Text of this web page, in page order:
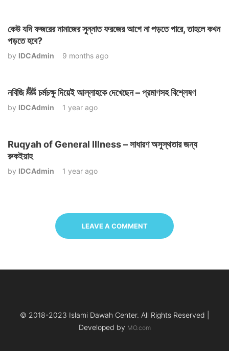
কেউ যদি ফজরের নামাজের সুন্নাত ফরজের আগে না পড়তে পারে, তাহলে কখন
পড়তে হবে?
by IDCAdmin 9 months ago
নবিজি ﷺ চর্মচক্ষু দিয়েই আল্লাহকে দেখেছেন – প্রমাণসহ বিশ্লেষণ
by IDCAdmin 1 year ago
Ruqyah of General Illness – সাধারণ অসুস্থতার জন্য
রুকইয়াহ
by IDCAdmin 1 year ago
LEAVE A COMMENT
© 2018-2023 Islami Dawah Center. All Rights Reserved |
Developed by MO.com